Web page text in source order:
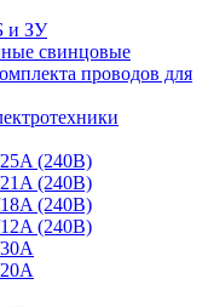
и ЗУ
свинцовые
проводов для
(240B)
(240B)
(240B)
(240B)